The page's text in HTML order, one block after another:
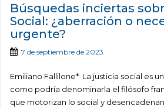
Búsquedas inciertas
Social: ¿aberración o
urgente?
7 de septiembre de 2023
Emiliano Fallilone* La justicia social es
como podría denominarla el filósofo
que motorizan lo social y